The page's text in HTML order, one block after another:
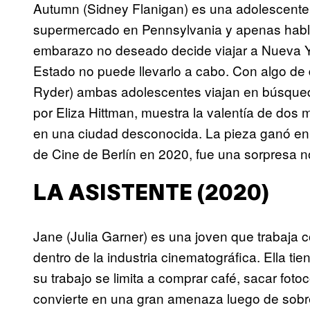
Autumn (Sidney Flanigan) es una
supermercado en Pennsylvania y apenas
embarazo no deseado decide viajar a Nueva
Estado no puede llevarlo a cabo. Con algo
Ryder) ambas adolescentes viajan en
por Eliza Hittman, muestra la valentía de dos
en una ciudad desconocida. La pieza ganó
de Cine de Berlín en 2020, fue una sorpresa
LA ASISTENTE (2020)
Jane (Julia Garner) es una joven que trabaja
dentro de la industria cinematográfica. Ella
su trabajo se limita a comprar café, sacar
convierte en una gran amenaza luego de